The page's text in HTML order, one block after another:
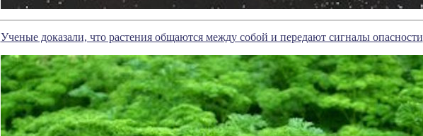
Ученые доказали, что растения общаются между собой и передают сигналы опасности